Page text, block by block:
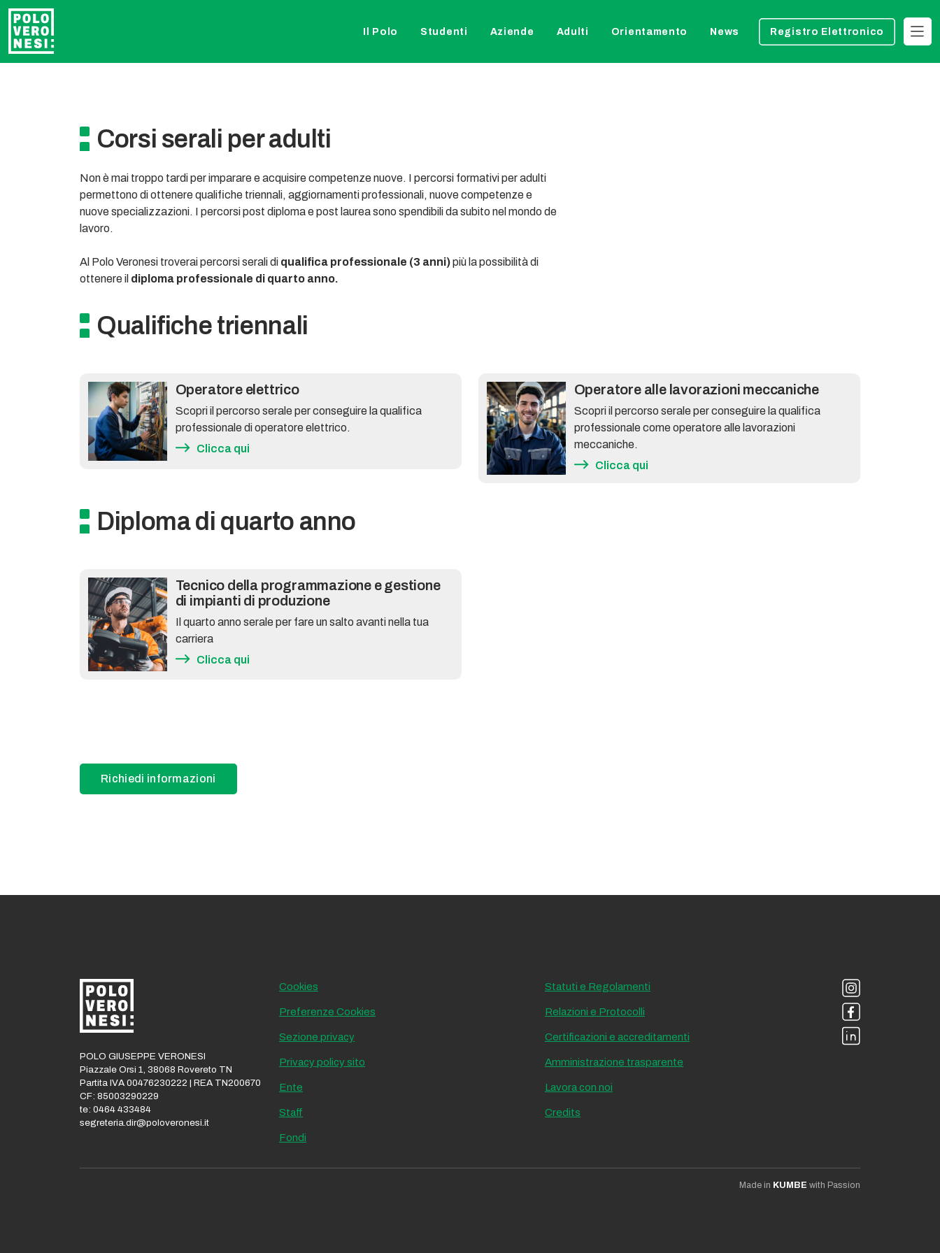
Il Polo Studenti Aziende Adulti Orientamento News Registro Elettronico
Corsi serali per adulti
Non è mai troppo tardi per imparare e acquisire competenze nuove. I percorsi formativi per adulti
permettono di ottenere qualifiche triennali, aggiornamenti professionali, nuove competenze e
nuove specializzazioni. I percorsi post diploma e post laurea sono spendibili da subito nel mondo de
lavoro.
Al Polo Veronesi troverai percorsi serali di qualifica professionale (3 anni)più la possibilità di
ottenere il diploma professionale di quarto anno.
Qualifiche triennali
Operatore elettrico
Scopri il percorso serale per conseguire la qualifica
professionale di operatore elettrico.
Clicca qui
Operatore alle lavorazioni meccaniche
Scopri il percorso serale per conseguire la qualifica
professionale come operatore alle lavorazioni
meccaniche.
Clicca qui
Diploma di quarto anno
Tecnico della programmazione e gestione
di impianti di produzione
Il quarto anno serale per fare un salto avanti nella tua
carriera
Clicca qui
Richiedi informazioni
POLO GIUSEPPE VERONESI
Piazzale Orsi 1, 38068 Rovereto TN
Partita IVA 00476230222 | REA TN200670
CF: 85003290229
te: 0464 433484
segreteria.dir@poloveronesi.it
Cookies
Preferenze Cookies
Sezione privacy
Privacy policy sito
Ente
Staff
Fondi
Statuti e Regolamenti
Relazioni e Protocolli
Certificazioni e accreditamenti
Amministrazione trasparente
Lavora con noi
Credits
Made in KUMBE with Passion